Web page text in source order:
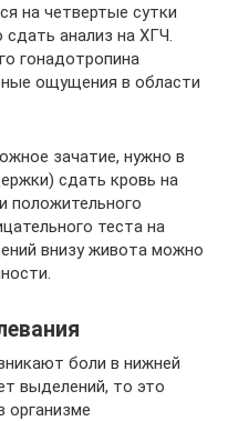
на четвертые сутки
анализ на ХГЧ.
гонадотропина
ощущения в области
зачатие, нужно в
сдать кровь на
положительного
теста на
внизу живота можно
боли в нижней
выделений, то это
организме